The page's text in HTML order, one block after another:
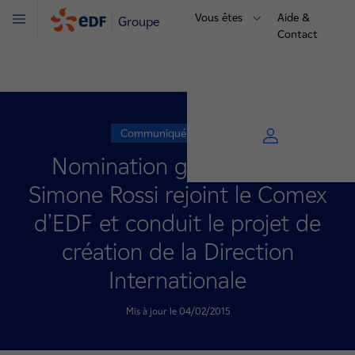
Groupe Vous êtes
Aide &
Contact
Menu
Communiqué de presse
Nomination groupe EDF :
Simone Rossi rejoint le Comex
d’EDF et conduit le projet de
création de la Direction
Internationale
Mis à jour le 04/02/2015